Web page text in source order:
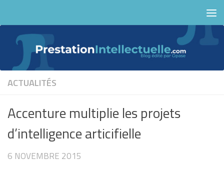
ACTUALITÉS
Accenture multiplie les projets
d’intelligence articifielle
6 NOVEMBRE 2015